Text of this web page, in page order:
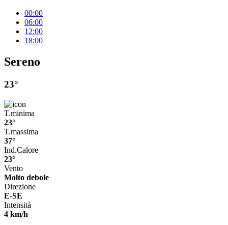
00:00
06:00
12:00
18:00
Sereno
23°
T.minima
23°
T.massima
37°
Ind.Calore
23°
Vento
Molto debole
Direzione
E-SE
Intensità
4 km/h